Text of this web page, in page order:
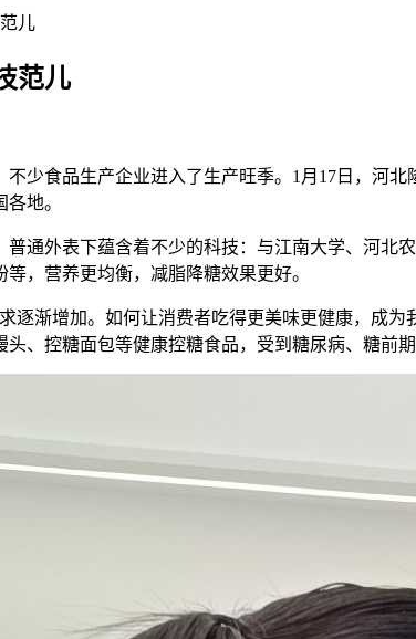
儿
范儿
少食品生产企业进入了生产旺季。1月17日，河
地。
通外表下蕴含着不少的科技：与江南大学、河北
，营养更均衡，减脂降糖效果更好。
逐渐增加。如何让消费者吃得更美味更健康，成
、控糖面包等健康控糖食品，受到糖尿病、糖前